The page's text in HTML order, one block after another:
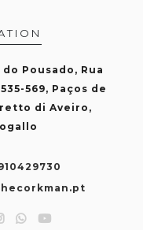
Pousado, Rua
569, Paços de
di Aveiro,